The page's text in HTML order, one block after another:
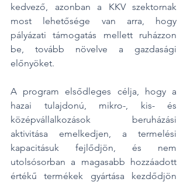
kedvező, azonban a KKV szektornak
most lehetősége van arra, hogy
pályázati támogatás mellett ruházzon
be, tovább növelve a gazdasági
előnyöket.
A program elsődleges célja, hogy a
hazai tulajdonú, mikro-, kis- és
középvállalkozások beruházási
aktivitása emelkedjen, a termelési
kapacitásuk fejlődjön, és nem
utolsósorban a magasabb hozzáadott
értékű termékek gyártása kezdődjön